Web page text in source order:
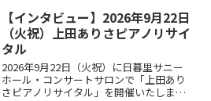
【インタビュー】2026年9月22日
（火祝）上田ありさピアノリサイ
タル
2026年9月22日（火祝）に日暮里サニー
ホール・コンサートサロンで「上田あり
さピアノリサイタル」を開催いたしま